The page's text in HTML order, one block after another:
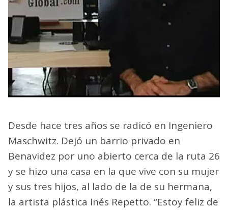
Desde hace tres años se radicó en Ingeniero
Maschwitz. Dejó un barrio privado en
Benavidez por uno abierto cerca de la ruta 26
y se hizo una casa en la que vive con su mujer
y sus tres hijos, al lado de la de su hermana,
la artista plástica Inés Repetto. “Estoy feliz de